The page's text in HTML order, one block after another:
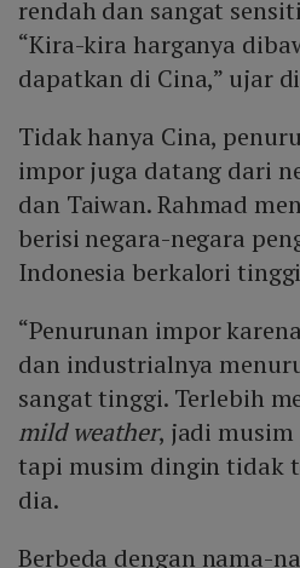
rendah dan sangat
“Kira-kira harganya
dapatkan di Cina,” ujar
Tidak hanya Cina,
impor juga datang dari
dan Taiwan. Rahmad
berisi negara-negara
Indonesia berkalori
“Penurunan impor
dan industrialnya
sangat tinggi. Terlebih
mild weather, jadi musim
tapi musim dingin tidak
dia.
Berbeda dengan nama-